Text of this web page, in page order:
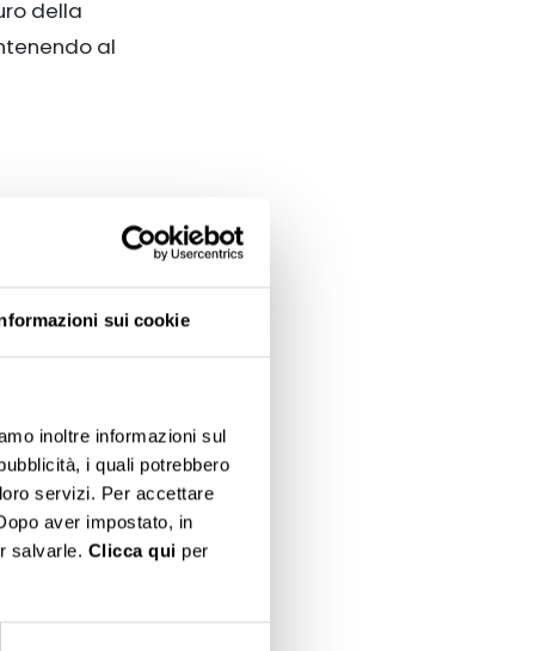
sui cookie
inoltre informazioni sul
i quali potrebbero
servizi. Per accettare
aver impostato, in
salvarle. Clicca qui per
della
al
Silvia
audio,